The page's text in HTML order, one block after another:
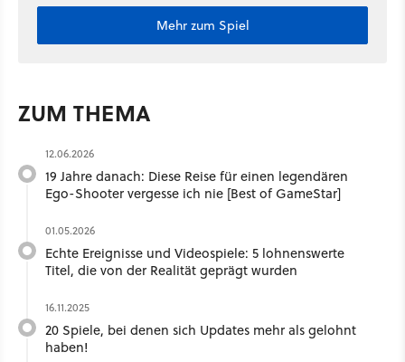
Mehr zum Spiel
ZUM THEMA
12.06.2026
19 Jahre danach: Diese Reise für einen legendären
Ego-Shooter vergesse ich nie [Best of GameStar]
01.05.2026
Echte Ereignisse und Videospiele: 5 lohnenswerte
Titel, die von der Realität geprägt wurden
16.11.2025
20 Spiele, bei denen sich Updates mehr als gelohnt
haben!